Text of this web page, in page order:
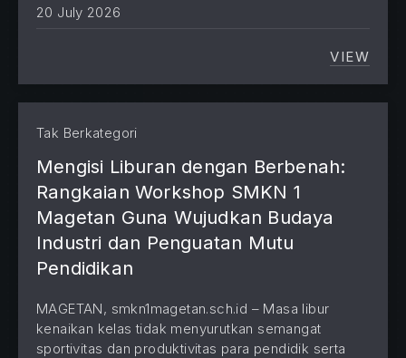
20 July 2026
VIEW
Tak Berkategori
Mengisi Liburan dengan Berbenah:
Rangkaian Workshop SMKN 1
Magetan Guna Wujudkan Budaya
Industri dan Penguatan Mutu
Pendidikan
MAGETAN, smkn1magetan.sch.id – Masa libur
kenaikan kelas tidak menyurutkan semangat
sportivitas dan produktivitas para pendidik serta
PREVIOUS